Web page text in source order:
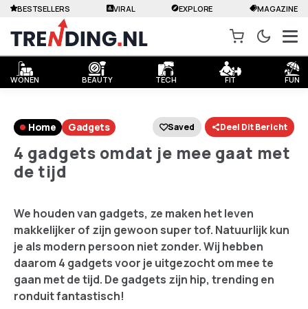
WONEN BEAUTY TECH FIT FUN
BESTSELLERS VIRAL EXPLORE MAGAZINE
Home Gadgets Saved Deel Dit Bericht
4 gadgets omdat je mee gaat met
de tijd
We houden van gadgets, ze maken het leven
makkelijker of zijn gewoon super tof. Natuurlijk kun
je als modern persoon niet zonder. Wij hebben
daarom 4 gadgets voor je uitgezocht om mee te
gaan met de tijd. De gadgets zijn hip, trending en
ronduit fantastisch!